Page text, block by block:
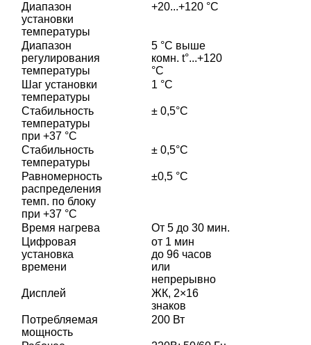
Диапазон
установки
температуры
+20...+120 °С
Диапазон
регулирования
температуры
5 °С выше
комн. t°...+120
°C
Шаг установки
температуры
1 °С
Стабильность
температуры
при +37 °С
± 0,5°С
Стабильность
температуры
± 0,5°С
Равномерность
распределения
темп. по блоку
при +37 °С
±0,5 °С
Время нагрева
От 5 до 30 мин.
Цифровая
установка
времени
от 1 мин
до 96 часов
или
непрерывно
Дисплей
ЖК, 2×16
знаков
Потребляемая
мощность
200 Вт